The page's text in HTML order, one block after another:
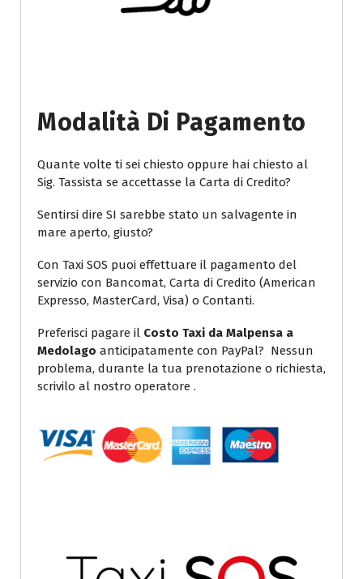
Modalità Di Pagamento
Quante volte ti sei chiesto oppure hai chiesto al
Sig. Tassista se accettasse la Carta di Credito?
Sentirsi dire SI sarebbe stato un salvagente in
mare aperto, giusto?
Con Taxi SOS puoi effettuare il pagamento del
servizio con Bancomat, Carta di Credito (American
Expresso, MasterCard, Visa) o Contanti.
Preferisci pagare il Costo Taxi da Malpensa a
Medolago anticipatamente con PayPal? Nessun
problema, durante la tua prenotazione o richiesta,
scrivilo al nostro operatore .